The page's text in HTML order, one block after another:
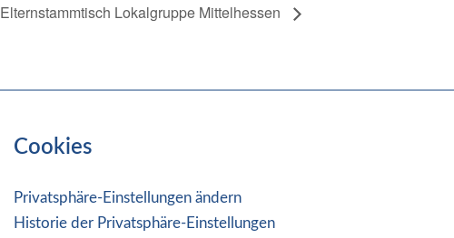
Elternstammtisch Lokalgruppe Mittelhessen
Cookies
Privatsphäre-Einstellungen ändern
Historie der Privatsphäre-Einstellungen